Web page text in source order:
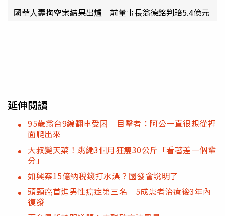
國華人壽掏空案結果出爐 前董事長翁德銘判賠5.4億元
延伸閱讀
95歲翁台9線翻車受困 目擊者：阿公一直很想從裡
面爬出來
大叔變天菜！跳繩3個月狂瘦30公斤「看著差一個輩
分」
如興案15億納稅錢打水漂？國發會說明了
頭頸癌首進男性癌症第三名 5成患者治療後3年內
復發